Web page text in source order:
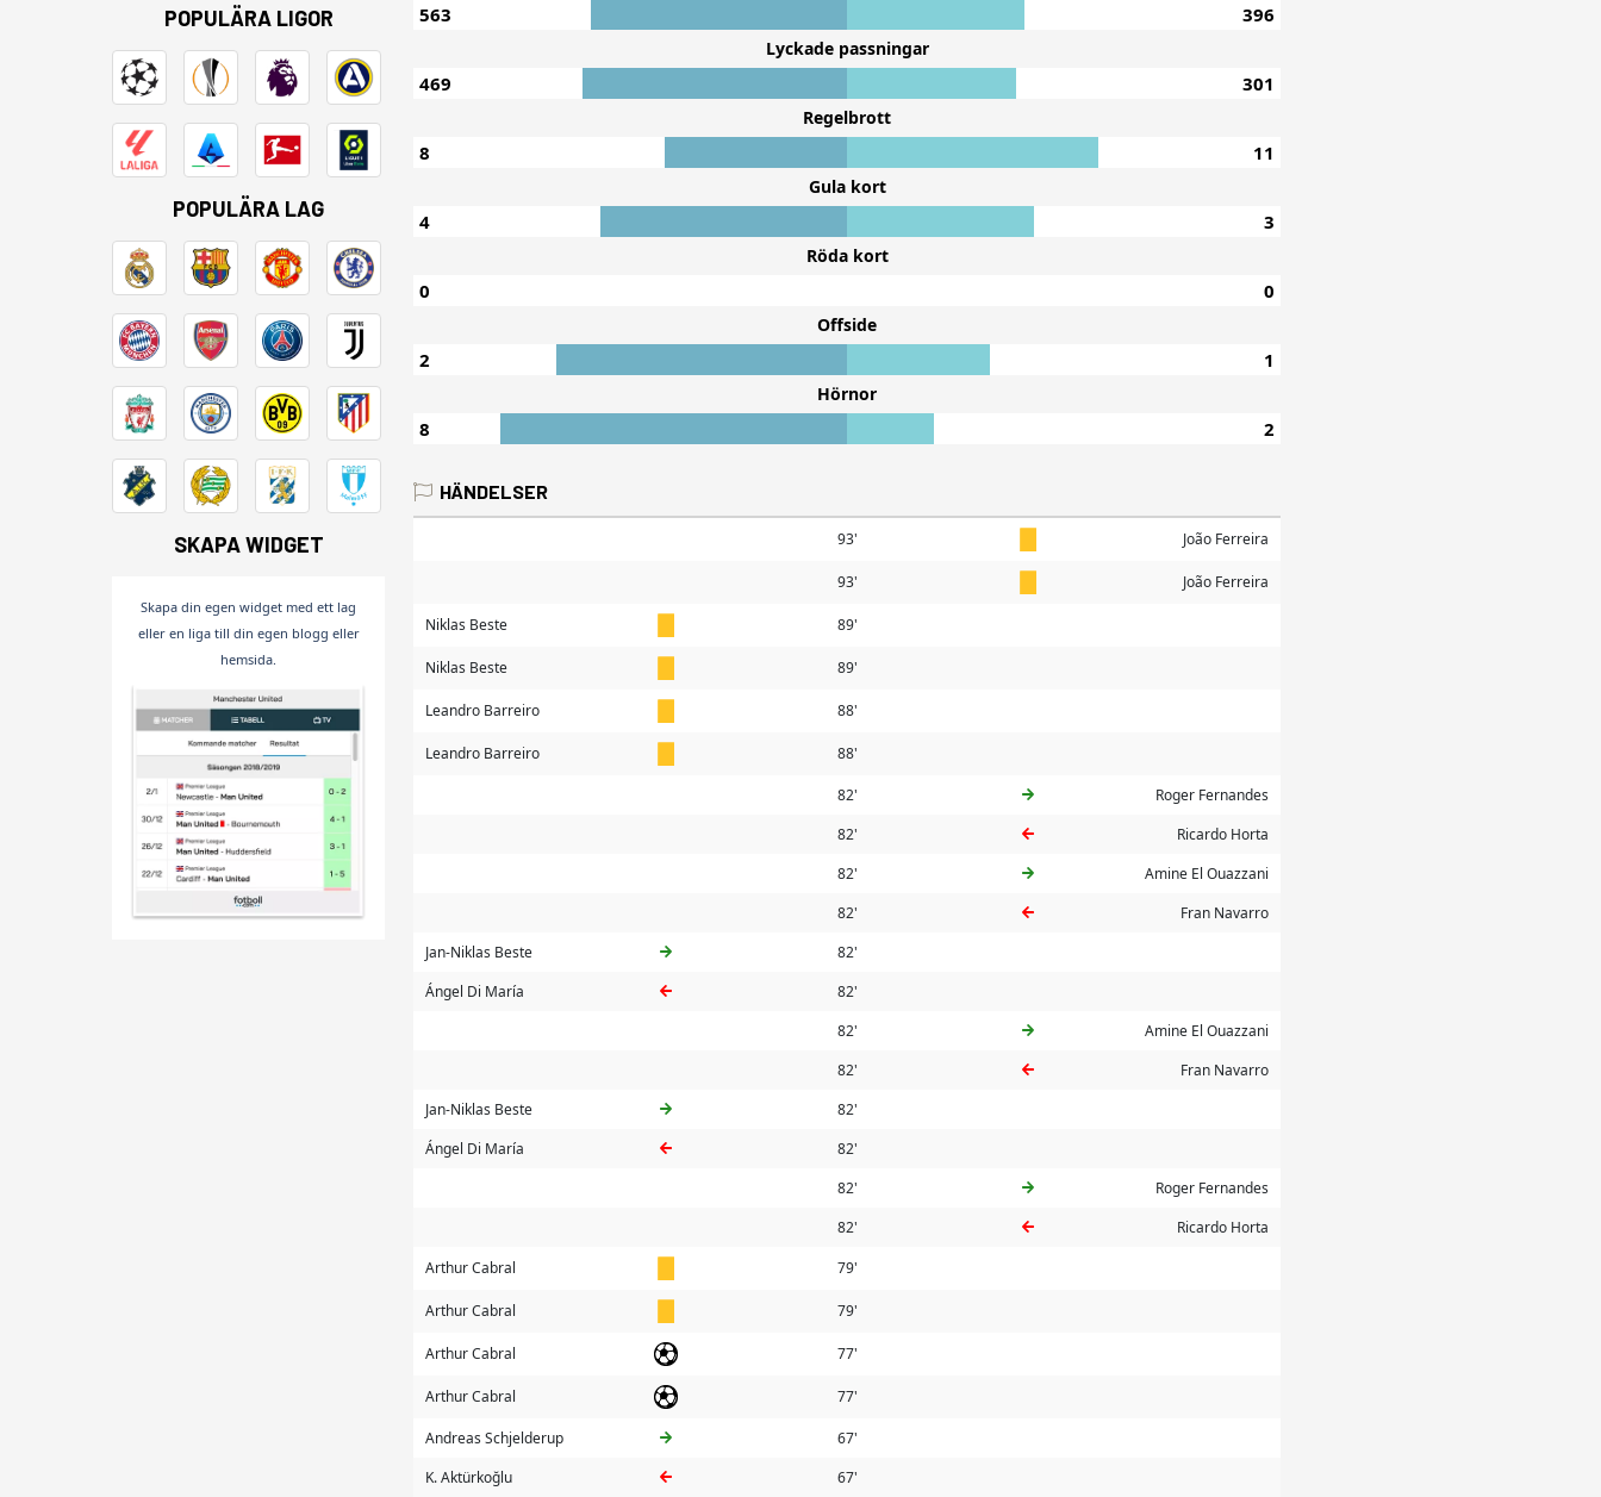
563 396
Lyckade passningar
469 301
Regelbrott
8 11
Gula kort
4 3
Röda kort
0 0
Offside
2 1
Hörnor
8 2
HÄNDELSER
93' João Ferreira
93' João Ferreira
Niklas Beste 89'
Niklas Beste 89'
Leandro Barreiro 88'
Leandro Barreiro 88'
82'
Roger Fernandes
82'
Ricardo Horta
82'
Amine El Ouazzani
82'
Fran Navarro
Jan-Niklas Beste
82'
Ángel Di María
82'
82'
Amine El Ouazzani
82'
Fran Navarro
Jan-Niklas Beste
82'
Ángel Di María
82'
82'
Roger Fernandes
82'
Ricardo Horta
Arthur Cabral
79'
Arthur Cabral 79'
Arthur Cabral 77'
Arthur Cabral 77'
Andreas Schjelderup
67'
K. Aktürkoğlu
67'
POPULÄRA LIGOR
POPULÄRA LAG
SKAPA WIDGET
Skapa din egen widget med ett lag
eller en liga till din egen blogg eller
hemsida.